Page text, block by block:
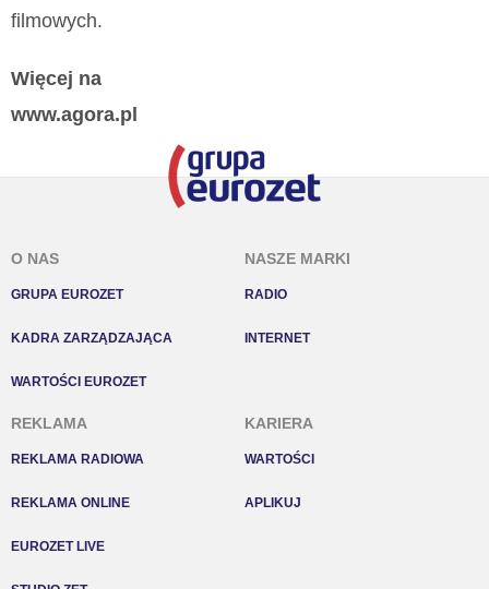
filmowych.
Więcej na
www.agora.pl
O NAS
GRUPA EUROZET
KADRA ZARZĄDZAJĄCA
WARTOŚCI EUROZET
NASZE MARKI
RADIO
INTERNET
REKLAMA
REKLAMA RADIOWA
REKLAMA ONLINE
EUROZET LIVE
KARIERA
WARTOŚCI
APLIKUJ